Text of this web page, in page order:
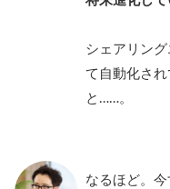
シェアリン
て自動化さ
と……。
なるほど。